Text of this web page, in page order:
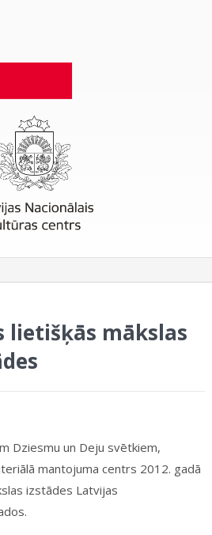
lietišķās mākslas
Dziesmu un Deju svētkiem,
mantojuma centrs 2012. gadā
izstādes Latvijas